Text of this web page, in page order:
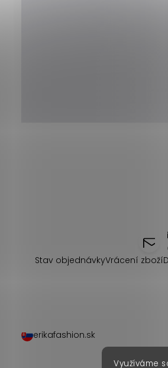
Využíváme
Stav objednávkyVrácení zboží
erikafashion.sk